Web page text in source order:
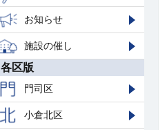
お知らせ
施設の催し
各区版
門司区
小倉北区